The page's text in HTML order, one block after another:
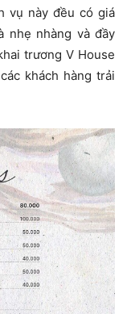
vụ này đều có giá
nhẹ nhàng và đầy
trương V House
khách hàng trải